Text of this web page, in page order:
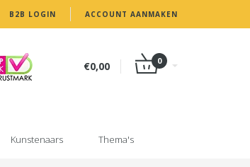
B2B LOGIN ACCOUNT AANMAKEN
€0,00 0
Kunstenaars Thema's